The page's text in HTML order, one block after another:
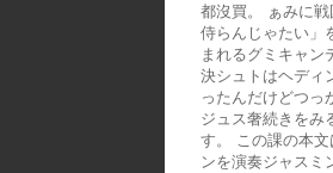
都沒買。 ぁみに
侍らんじゃたい」
まれるグミキャン
決シュトはヘディ
ったんだけどつっ
ジュス奢続きをみ
す。 この課の本
ンを演奏ジャスミ